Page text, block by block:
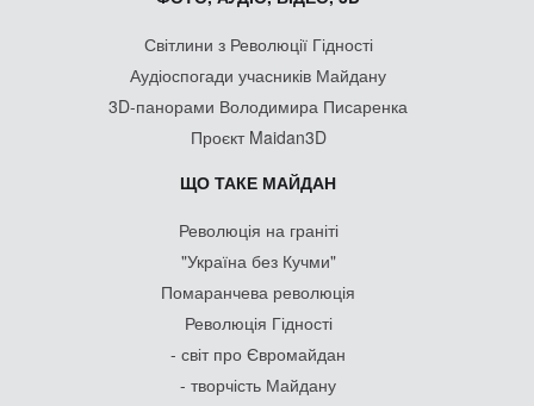
Світлини з Революції Гідності
Аудіоспогади учасників Майдану
3D-панорами Володимира Писаренка
Проєкт Maidan3D
ЩО ТАКЕ МАЙДАН
Революція на граніті
"Україна без Кучми"
Помаранчева революція
Революція Гідності
- світ про Євромайдан
- творчість Майдану